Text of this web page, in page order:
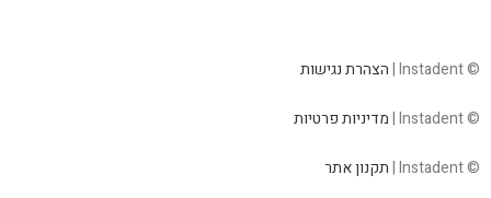
© Instadent | הצהרת נגישות
© Instadent | מדיניות פרטיות
© Instadent | תקנון אתר